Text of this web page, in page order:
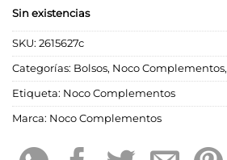
Sin existencias
SKU: 2615627c
Categorías: Bolsos, Noco Complementos,
Etiqueta: Noco Complementos
Marca: Noco Complementos